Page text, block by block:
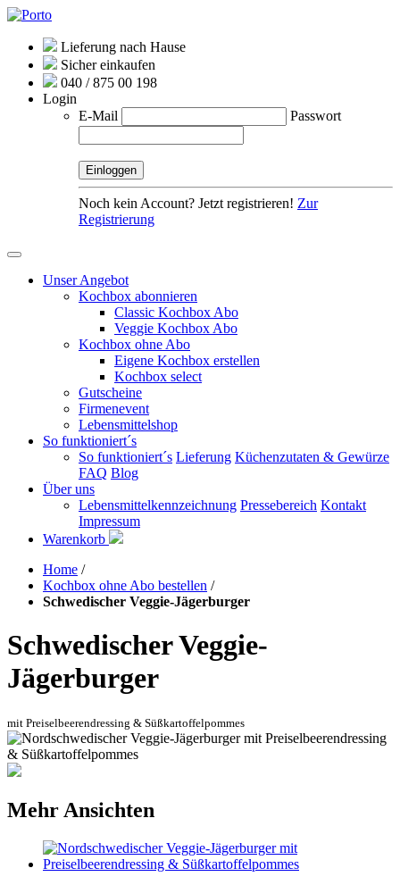
Lieferung nach Hause
Sicher einkaufen
040 / 875 00 198
Login
E-Mail
Passwort
Noch kein Account? Jetzt registrieren! Zur
Registrierung
Unser Angebot
Kochbox abonnieren
Classic Kochbox Abo
Veggie Kochbox Abo
Kochbox ohne Abo
Eigene Kochbox erstellen
Kochbox select
Gutscheine
Firmenevent
Lebensmittelshop
So funktioniert´s
So funktioniert´s Lieferung Küchenzutaten & Gewürze
FAQ Blog
Über uns
Lebensmittelkennzeichnung Pressebereich Kontakt
Impressum
Warenkorb
Home /
Kochbox ohne Abo bestellen /
Schwedischer Veggie-Jägerburger
Schwedischer Veggie-
Jägerburger
mit Preiselbeerendressing & Süßkartoffelpommes
Mehr Ansichten